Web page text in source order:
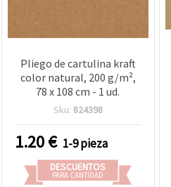
Pliego de cartulina kraft
color natural, 200 g/m²,
78 x 108 cm - 1 ud.
Sku: 824398
1.20€ 1-9 pieza
DESCUENTOS
PARA CANTIDAD